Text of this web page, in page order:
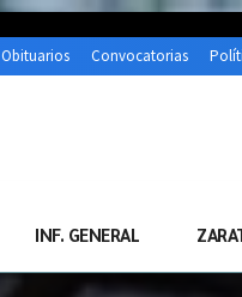
Obituarios Convocatorias
INF. GENERAL